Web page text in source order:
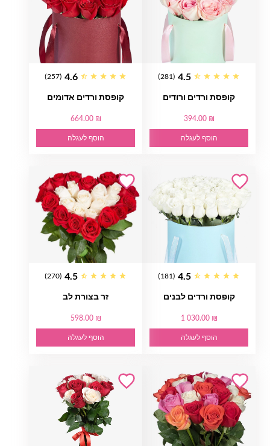
4.5
(281)
קופסת ורדים ורודים
394.00 ₪
הוסף לעגלה
4.6
(257)
קופסת ורדים אדומים
664.00 ₪
הוסף לעגלה
4.5
(181)
קופסת ורדים לבנים
1 030.00 ₪
הוסף לעגלה
4.5
(270)
זר בצורת לב
598.00 ₪
הוסף לעגלה